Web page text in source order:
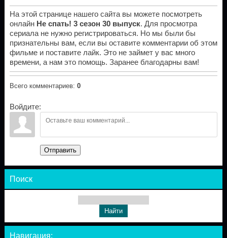
На этой странице нашего сайта вы можете посмотреть
онлайн Не спать! 3 сезон 30 выпуск. Для просмотра
сериала не нужно регистрироваться. Но мы были бы
признательны вам, если вы оставите комментарии об этом
фильме и поставите лайк. Это не займет у вас много
времени, а нам это помощь. Заранее благодарны вам!
Всего комментариев: 0
Войдите:
Отправить
Поиск
Навигация: